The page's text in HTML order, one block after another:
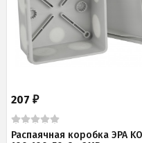
207 ₽
Распаячная коробка ЭРА